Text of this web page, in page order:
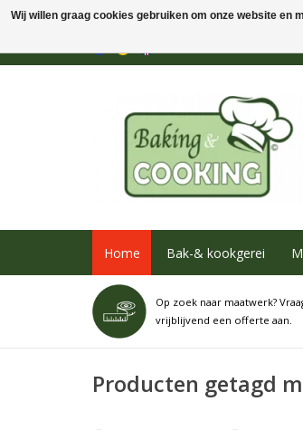
Home Bak-& kookgerei
Op zoek naar maatwerk?
vrijblijvend een offerte aan.
Producten getagd
Wij willen graag cookies gebruiken om onze website